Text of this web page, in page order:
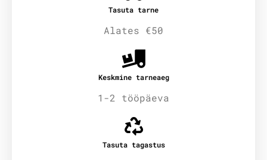
Tasuta tarne
Alates €50
Keskmine tarneaeg
1-2 tööpäeva
Tasuta tagastus